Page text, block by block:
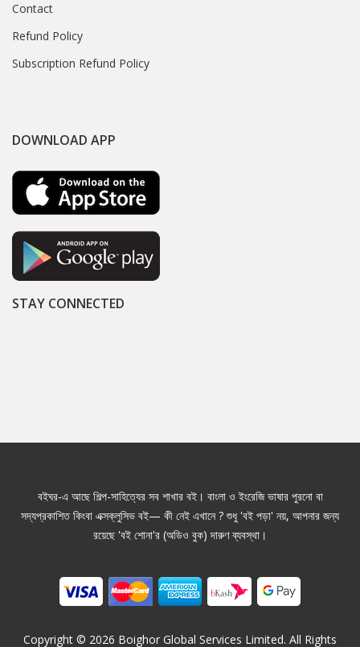
Contact
Refund Policy
Subscription Refund Policy
DOWNLOAD APP
STAY CONNECTED
বইঘর-এ আছে শিল্প-সাহিত্যের সব শাখার বই। বাংলা ও ইংরেজি ভাষার পুরনো বা
সদ্যপ্রকাশিত কিংবা এক্সক্লুসিভ বই— কী নেই এখানে ? শুধু 'বই পড়া' নয়, আপনার জন্য
রয়েছে 'বই শোনা'র (অডিও বুক) দারুণ ব্যবস্থা।
Copyright © 2026 Boighor Global Services Limited. All Rights